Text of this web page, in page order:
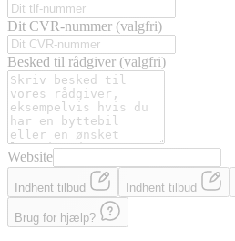
Dit CVR-nummer (valgfri)
Besked til rådgiver (valgfri)
Website
Indhent tilbud Indhent tilbud
Brug for hjælp?